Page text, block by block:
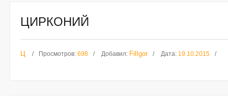
ЦИРКОНИЙ
Ц Просмотров: 698 Добавил: FilIgor Дата: 19.10.2015